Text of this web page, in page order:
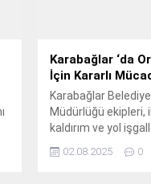
Karabağlar ‘da
İçin Kararlı
Karabağlar
Müdürlüğü ekipleri,
kaldırım ve yol
ediyor.
02.08.2025 0